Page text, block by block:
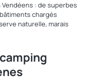
: de superbes
chargés
naturelle, marais